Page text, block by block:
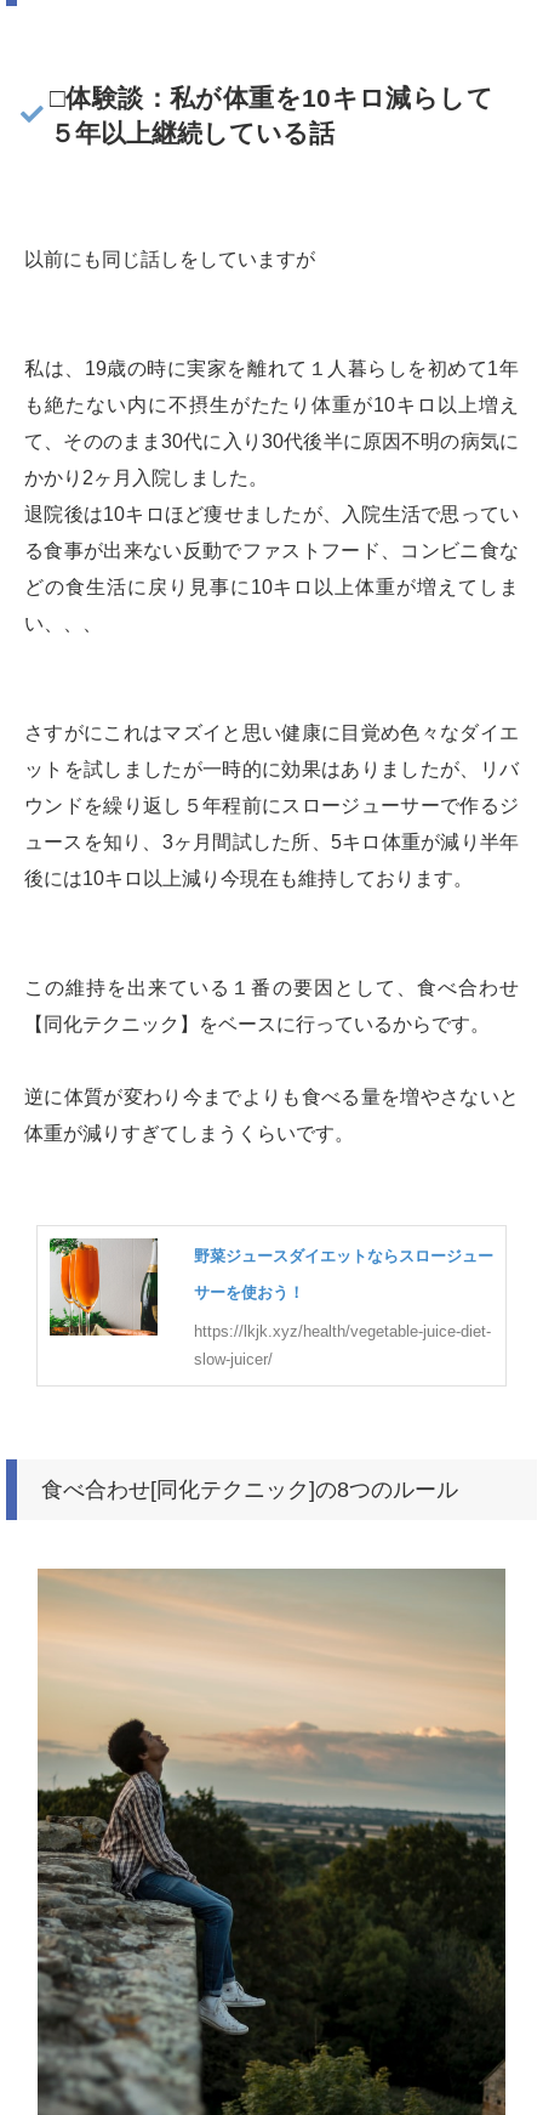
□体験談：私が体重を10キロ減らして
５年以上継続している話
以前にも同じ話しをしていますが
私は、19歳の時に実家を離れて１人暮らしを初めて1年
も絶たない内に不摂生がたたり体重が10キロ以上増え
て、そののまま30代に入り30代後半に原因不明の病気に
かかり2ヶ月入院しました。
退院後は10キロほど痩せましたが、入院生活で思ってい
る食事が出来ない反動でファストフード、コンビニ食な
どの食生活に戻り見事に10キロ以上体重が増えてしま
い、、、
さすがにこれはマズイと思い健康に目覚め色々なダイエ
ットを試しましたが一時的に効果はありましたが、リバ
ウンドを繰り返し５年程前にスロージューサーで作るジ
ュースを知り、3ヶ月間試した所、5キロ体重が減り半年
後には10キロ以上減り今現在も維持しております。
この維持を出来ている１番の要因として、食べ合わせ
【同化テクニック】をベースに行っているからです。
逆に体質が変わり今までよりも食べる量を増やさないと
体重が減りすぎてしまうくらいです。
野菜ジュースダイエットならスロージュー
サーを使おう！
https://lkjk.xyz/health/vegetable-juice-diet-
slow-juicer/
食べ合わせ[同化テクニック]の8つのルール